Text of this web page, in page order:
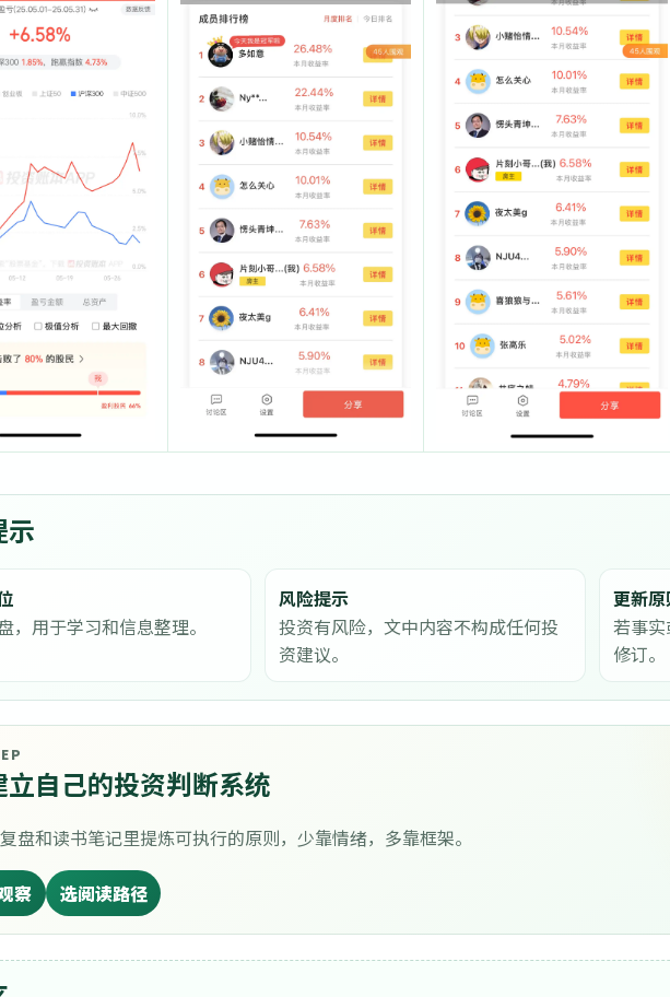
示
，用于学习和信息整理。
风险提示
投资有风险，文中内容不构成任何投
资建议。
更新
若事
修订。
立自己的投资判断系统
盘和读书笔记里提炼可执行的原则，少靠情绪，多靠框架。
察 选阅读路径